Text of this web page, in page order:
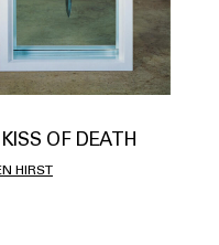
OF DEATH
HIRST